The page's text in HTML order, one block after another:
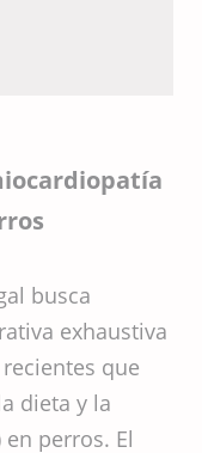
busca
exhaustiva
que
dieta y la
perros. El